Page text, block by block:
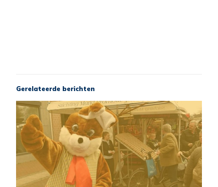
Gerelateerde berichten